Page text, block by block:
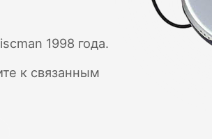
1998 года.
к связанным